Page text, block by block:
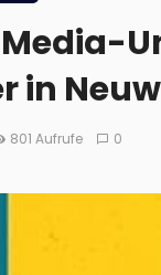
in
801 Aufrufe 0